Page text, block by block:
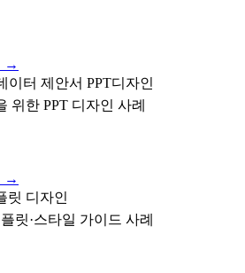
→
이터·사업제안서 제작을 위한 PPT 디
이터 제안서 PPT디자인
위한 PPT 디자인 사례
→
에 맞춘 PPT 템플릿 디자인 사례
릿 디자인
릿·스타일 가이드 사례